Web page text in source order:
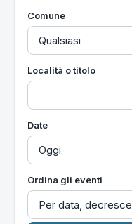
Comune
Località o titolo
Date
Ordina gli eventi